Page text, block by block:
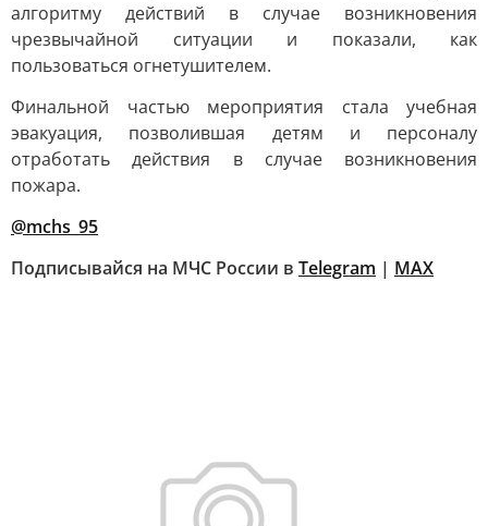
алгоритму действий в случае возникновения
чрезвычайной ситуации и показали, как
пользоваться огнетушителем.
Финальной частью мероприятия стала учебная
эвакуация, позволившая детям и персоналу
отработать действия в случае возникновения
пожара.
@mchs_95
Подписывайся на МЧС России в Telegram | MAX